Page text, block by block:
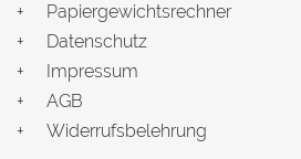
Papiergewichtsrechner
Datenschutz
Impressum
AGB
Widerrufsbelehrung